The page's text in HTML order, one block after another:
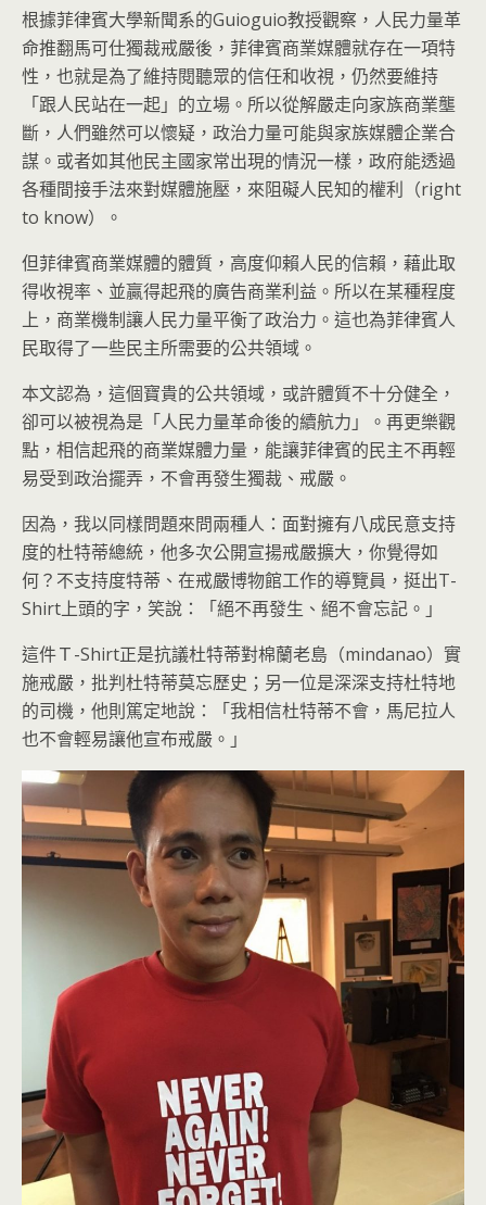
根據菲律賓大學新聞系的Guioguio教授觀察，人民力量革
命推翻馬可仕獨裁戒嚴後，菲律賓商業媒體就存在一項特
性，也就是為了維持閱聽眾的信任和收視，仍然要維持
「跟人民站在一起」的立場。所以從解嚴走向家族商業壟
斷，人們雖然可以懷疑，政治力量可能與家族媒體企業合
謀。或者如其他民主國家常出現的情況一樣，政府能透過
各種間接手法來對媒體施壓，來阻礙人民知的權利（right
to know）。
但菲律賓商業媒體的體質，高度仰賴人民的信賴，藉此取
得收視率、並贏得起飛的廣告商業利益。所以在某種程度
上，商業機制讓人民力量平衡了政治力。這也為菲律賓人
民取得了一些民主所需要的公共領域。
本文認為，這個寶貴的公共領域，或許體質不十分健全，
卻可以被視為是「人民力量革命後的續航力」。再更樂觀
點，相信起飛的商業媒體力量，能讓菲律賓的民主不再輕
易受到政治擺弄，不會再發生獨裁、戒嚴。
因為，我以同樣問題來問兩種人：面對擁有八成民意支持
度的杜特蒂總統，他多次公開宣揚戒嚴擴大，你覺得如
何？不支持度特蒂、在戒嚴博物館工作的導覽員，挺出T-
Shirt上頭的字，笑說：「絕不再發生、絕不會忘記。」
這件Ｔ-Shirt正是抗議杜特蒂對棉蘭老島（mindanao）實
施戒嚴，批判杜特蒂莫忘歷史；另一位是深深支持杜特地
的司機，他則篤定地說：「我相信杜特蒂不會，馬尼拉人
也不會輕易讓他宣布戒嚴。」